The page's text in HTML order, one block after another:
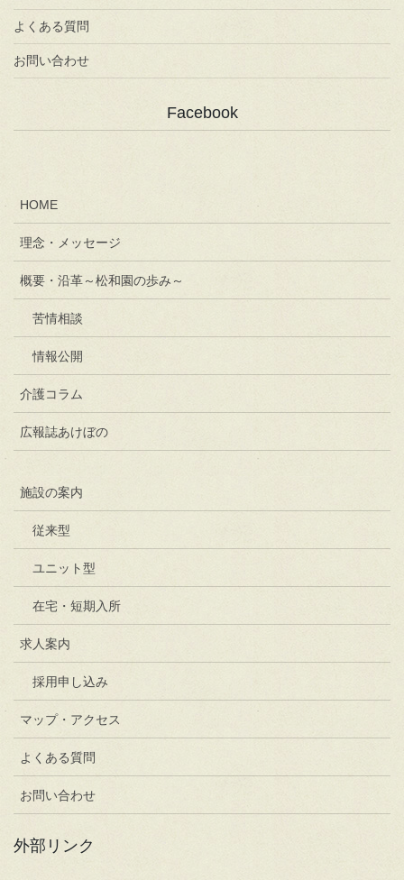
よくある質問
お問い合わせ
Facebook
HOME
理念・メッセージ
概要・沿革～松和園の歩み～
苦情相談
情報公開
介護コラム
広報誌あけぼの
施設の案内
従来型
ユニット型
在宅・短期入所
求人案内
採用申し込み
マップ・アクセス
よくある質問
お問い合わせ
外部リンク